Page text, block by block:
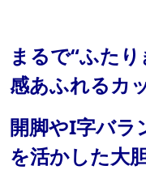
まるで“ふた
感あふれるカ
開脚やI字バラ
を活かした大